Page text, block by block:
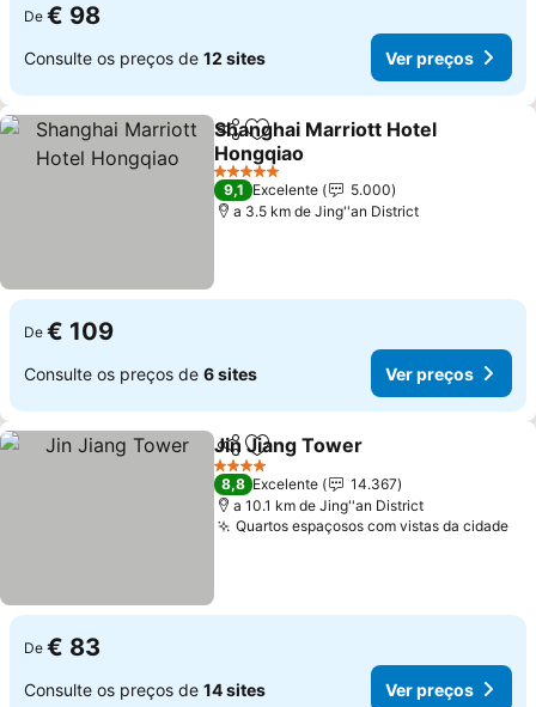
De € 98
Consulte os preços de 12 sites Ver preços
PartilharAdicionar aos favoritos
Shanghai Marriott Hotel
Hongqiao
Ver preços
5 Estrelas
9,1 Excelente
5.000
a 3.5 km de Jing''an District
De € 109
Consulte os preços de 6 sites Ver preços
PartilharAdicionar aos favoritos
Jin Jiang Tower
4 Estrelas
8,8 Excelente
14.367
a 10.1 km de Jing''an District
Quartos espaçosos com vistas da cidade
De € 83
Consulte os preços de 14 sites Ver preços